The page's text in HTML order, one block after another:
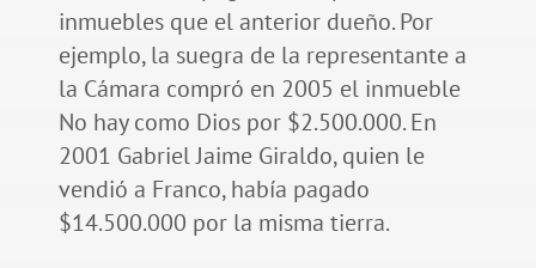
inmuebles que el anterior dueño. Por
ejemplo, la suegra de la representante a
la Cámara compró en 2005 el inmueble
No hay como Dios por $2.500.000. En
2001 Gabriel Jaime Giraldo, quien le
vendió a Franco, había pagado
$14.500.000 por la misma tierra.